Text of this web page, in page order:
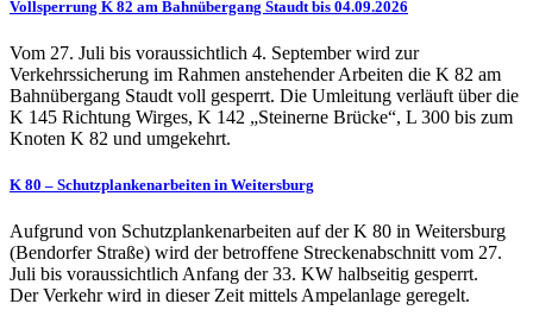
Vollsperrung K 82 am Bahnübergang Staudt bis 04.09.2026
Vom 27. Juli bis voraussichtlich 4. September wird zur
Verkehrssicherung im Rahmen anstehender Arbeiten die K 82 am
Bahnübergang Staudt voll gesperrt. Die Umleitung verläuft über die
K 145 Richtung Wirges, K 142 „Steinerne Brücke“, L 300 bis zum
Knoten K 82 und umgekehrt.
K 80 – Schutzplankenarbeiten in Weitersburg
Aufgrund von Schutzplankenarbeiten auf der K 80 in Weitersburg
(Bendorfer Straße) wird der betroffene Streckenabschnitt vom 27.
Juli bis voraussichtlich Anfang der 33. KW halbseitig gesperrt.
Der Verkehr wird in dieser Zeit mittels Ampelanlage geregelt.